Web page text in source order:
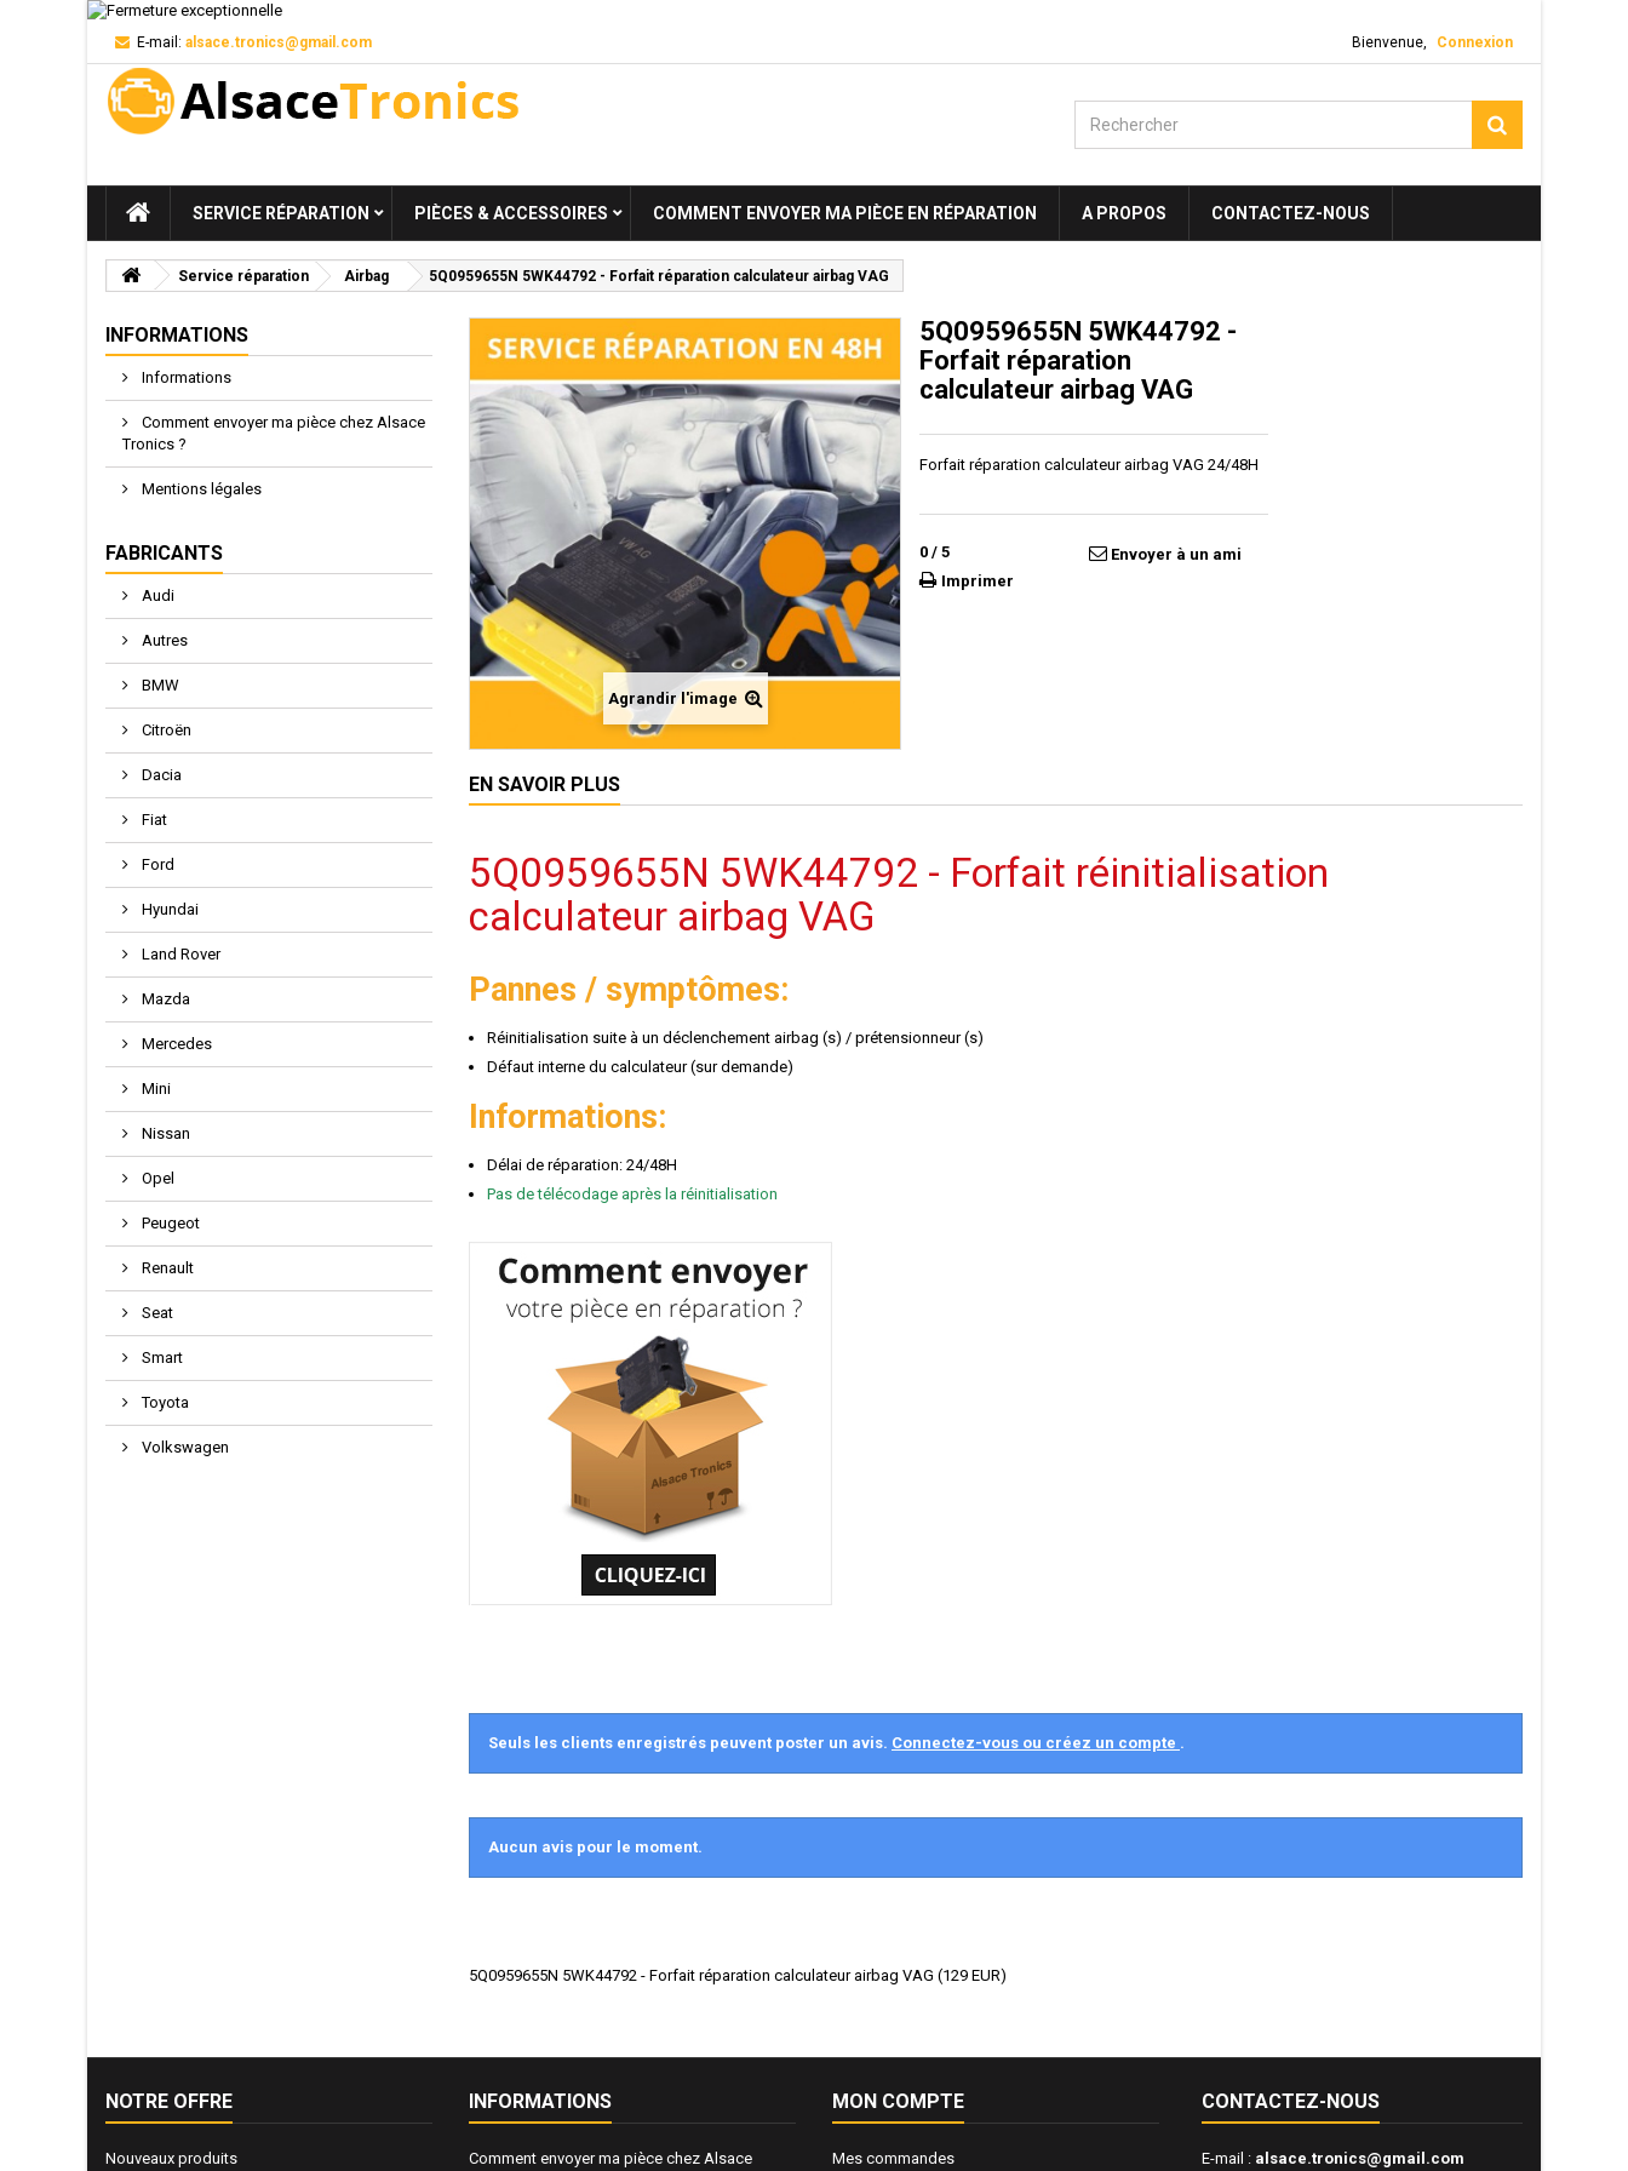
Bienvenue, Connexion
E-mail: alsace.tronics@gmail.com
SERVICE RÉPARATION PIÈCES & ACCESSOIRES COMMENT ENVOYER MA PIÈCE EN RÉPARATION A PROPOS CONTACTEZ-NOUS
Service réparation Airbag 5Q0959655N 5WK44792 - Forfait réparation calculateur airbag VAG
INFORMATIONS
Informations
Comment envoyer ma pièce chez Alsace
Tronics ?
Mentions légales
FABRICANTS
Audi
Autres
BMW
Citroën
Dacia
Fiat
Ford
Hyundai
Land Rover
Mazda
Mercedes
Mini
Nissan
Opel
Peugeot
Renault
Seat
Smart
Toyota
Volkswagen
Agrandir l'image
5Q0959655N 5WK44792 -
Forfait réparation
calculateur airbag VAG
Forfait réparation calculateur airbag VAG 24/48H
0 / 5
Envoyer à un ami
Imprimer
EN SAVOIR PLUS
5Q0959655N 5WK44792 - Forfait réinitialisation
calculateur airbag VAG
Pannes / symptômes:
Réinitialisation suite à un déclenchement airbag (s) / prétensionneur (s)
Défaut interne du calculateur (sur demande)
Informations:
Délai de réparation: 24/48H
Pas de télécodage après la réinitialisation
Seuls les clients enregistrés peuvent poster un avis. Connectez-vous ou créez un compte .
Aucun avis pour le moment.
5Q0959655N 5WK44792 - Forfait réparation calculateur airbag VAG (129 EUR)
NOTRE OFFRE
Nouveaux produits
INFORMATIONS
Comment envoyer ma pièce chez Alsace
MON COMPTE
Mes commandes
CONTACTEZ-NOUS
E-mail : alsace.tronics@gmail.com